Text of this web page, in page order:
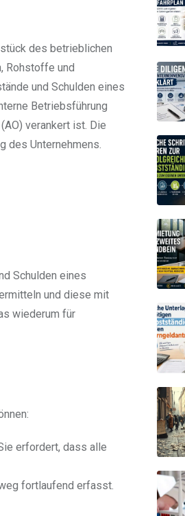
des betrieblichen
Rohstoffe und
und Schulden eines
Betriebsführung
verankert ist. Die
des Unternehmens.
Schulden eines
und diese mit
wiederum für
erfordert, dass alle
fortlaufend erfasst.